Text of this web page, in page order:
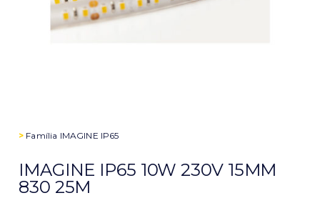
> Família IMAGINE IP65
IMAGINE IP65 10W 230V 15MM
830 25M